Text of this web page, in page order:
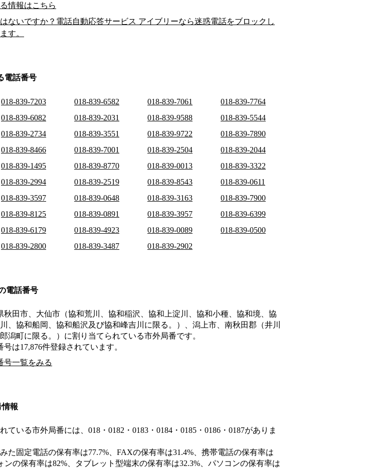
情報はこちら
ないですか？電話自動応答サービス アイブリーなら迷惑電話をブロックし
す。
電話番号
018-839-7203 018-839-6582 018-839-7061
018-839-7764
018-839-6082 018-839-2031 018-839-9588
018-839-5544
018-839-2734 018-839-3551 018-839-9722
018-839-7890
018-839-8466 018-839-7001 018-839-2504
018-839-2044
018-839-1495 018-839-8770 018-839-0013
018-839-3322
018-839-2994 018-839-2519 018-839-8543
018-839-0611
018-839-3597 018-839-0648 018-839-3163
018-839-7900
018-839-8125 018-839-0891 018-839-3957
018-839-6399
018-839-6179 018-839-4923 018-839-0089
018-839-0500
018-839-2800 018-839-3487 018-839-2902
電話番号
秋田市、大仙市（協和荒川、協和稲沢、協和上淀川、協和小種、協和境、協
、協和船岡、協和船沢及び協和峰吉川に限る。）、潟上市、南秋田郡（井川
潟町に限る。） に割り当てられている市外局番です。
は17,876件登録されています。
号一覧をみる
情報
ている市外局番には、018・0182・0183・0184・0185・0186・0187がありま
た固定電話の保有率は77.7%、FAXの保有率は31.4%、携帯電話の保有率は
ンの保有率は82%、タブレット型端末の保有率は32.3%、パソコンの保有率は